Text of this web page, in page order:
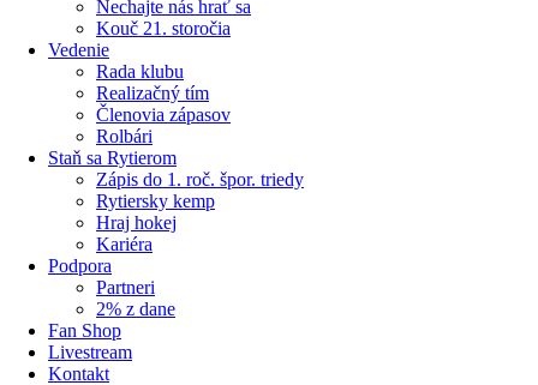
Nechajte nás hrať sa
Kouč 21. storočia
Vedenie
Rada klubu
Realizačný tím
Členovia zápasov
Rolbári
Staň sa Rytierom
Zápis do 1. roč. špor. triedy
Rytiersky kemp
Hraj hokej
Kariéra
Podpora
Partneri
2% z dane
Fan Shop
Livestream
Kontakt